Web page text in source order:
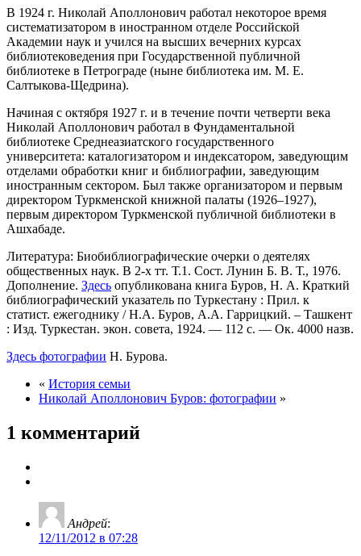
В 1924 г. Николай Аполлонович работал некоторое время
систематизатором в иностранном отделе Российской
Академии наук и учился на высших вечерних курсах
библиотековедения при Государственной публичной
библиотеке в Петрограде (ныне библиотека им. М. Е.
Салтыкова-Щедрина).
Начиная с октября 1927 г. и в течение почти четверти века
Николай Аполлонович работал в Фундаментальной
библиотеке Среднеазиатского государственного
университета: каталогизатором и индексатором, заведующим
отделами обработки книг и библиографии, заведующим
иностранным сектором. Был также организатором и первым
директором Туркменской книжной палаты (1926–1927),
первым директором Туркменской публичной библиотеки в
Ашхабаде.
Литература: Биобиблиографические очерки о деятелях
общественных наук. В 2-х тт. Т.1. Сост. Лунин Б. В. Т., 1976.
Дополнение. Здесь опубликована книга Буров, Н. А. Краткий
библиографический указатель по Туркестану : Прил. к
статист. ежегоднику / Н.А. Буров, А.А. Гаррицкий. – Ташкент
: Изд. Туркестан. экон. совета, 1924. — 112 с. — Ок. 4000 назв.
Здесь фотографии Н. Бурова.
« История семьи
Николай Аполлонович Буров: фотографии »
1 комментарий
Андрей:
12/11/2012 в 07:28